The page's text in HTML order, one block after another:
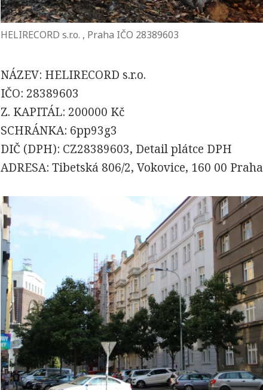
HELIRECORD s.r.o. , Praha IČO 28389603
NÁZEV: HELIRECORD s.r.o.
IČO: 28389603
Z. KAPITÁL: 200000 Kč
SCHRÁNKA: 6pp93g3
DIČ (DPH): CZ28389603, Detail plátce DPH
ADRESA: Tibetská 806/2, Vokovice, 160 00 Praha